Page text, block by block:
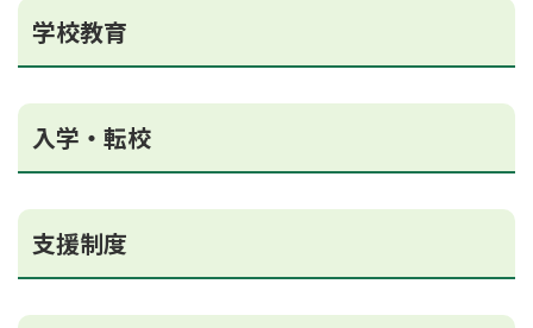
学校教育
入学・転校
支援制度